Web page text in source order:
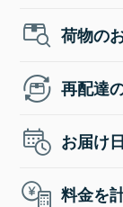
荷物の
再配達
お届け
料金を